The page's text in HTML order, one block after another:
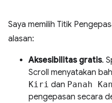
Saya memilih Titik
alasan:
Aksesibilitas gratis.
Scroll menyatakan
Kiri dan Panah
pengepasan secara